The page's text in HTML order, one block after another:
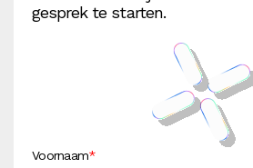
gesprek te starten.
Voornaam*